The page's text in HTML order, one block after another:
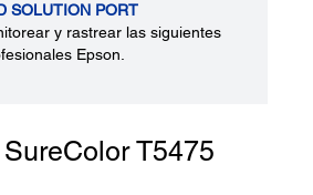
SOLUTION PORT
y rastrear las siguientes
Epson.
T5475